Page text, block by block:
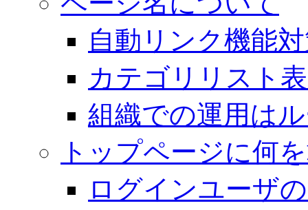
自動リンク機能
カテゴリリスト
組織での運用は
トップページに何
ログインユーザ